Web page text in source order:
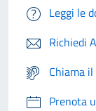
Leggi le
Richiedi
Chiama
Prenota